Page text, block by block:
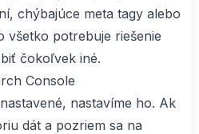
chýbajúce meta tagy alebo
potrebuje riešenie
čokoľvek iné.
Console
nastavíme ho. Ak
dát a pozriem sa na